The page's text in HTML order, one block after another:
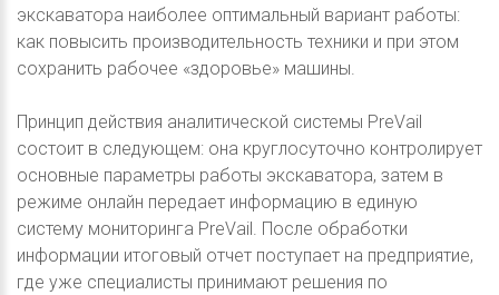
экскаватора наиболее оптимальный вариант работы:
как повысить производительность техники и при этом
сохранить рабочее «здоровье» машины.
Принцип действия аналитической системы PreVail
состоит в следующем: она круглосуточно контролирует
основные параметры работы экскаватора, затем в
режиме онлайн передает информацию в единую
систему мониторинга PreVail. После обработки
информации итоговый отчет поступает на предприятие,
где уже специалисты принимают решения по